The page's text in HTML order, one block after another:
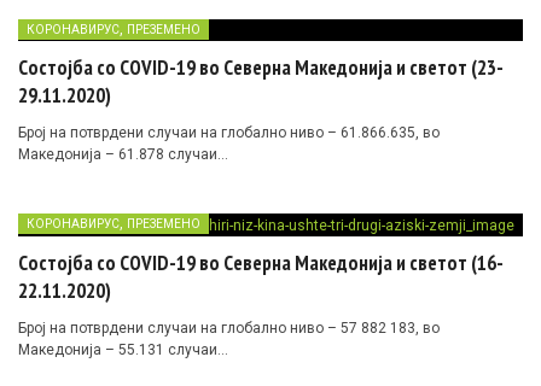
КОРОНАВИРУС ПРЕЗЕМЕНО
Состојба со COVID-19 во Северна Македонија и светот (23-
29.11.2020)
Број на потврдени случаи на глобално ниво – 61.866.635, во
Македонија – 61.878 случаи…
КОРОНАВИРУС, ПРЕЗЕМЕНО
Состојба со COVID-19 во Северна Македонија и светот (16-
22.11.2020)
Број на потврдени случаи на глобално ниво – 57 882 183, во
Македонија – 55.131 случаи…